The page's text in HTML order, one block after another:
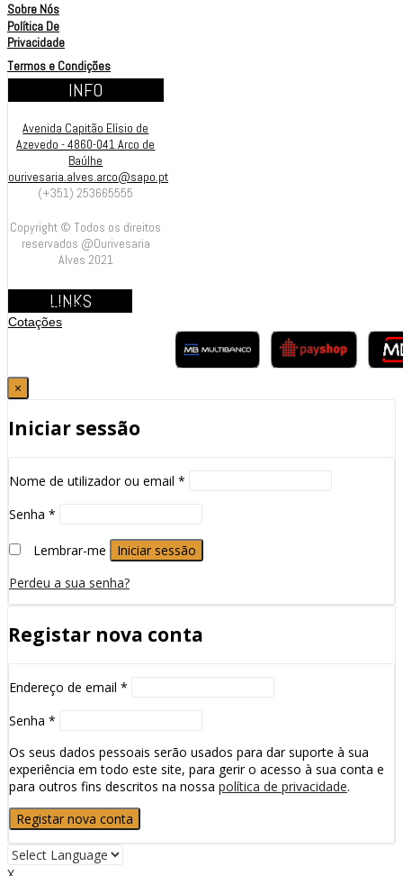
Sobre Nós
Política De
Privacidade
Termos e Condições
INFO
Avenida Capitão Elísio de
Azevedo - 4860-041 Arco de
Baúlhe
ourivesaria.alves.arco@sapo.pt
(+351) 253665555
Copyright © Todos os direitos
reservados @Ourivesaria
Alves 2021
LINKS
Contrastarias
Cotações
×
Iniciar sessão
Nome de utilizador ou email *
Senha *
Lembrar-me
Iniciar sessão
Perdeu a sua senha?
Registar nova conta
Endereço de email *
Senha *
Os seus dados pessoais serão usados para dar suporte à sua
experiência em todo este site, para gerir o acesso à sua conta e
para outros fins descritos na nossa política de privacidade.
Registar nova conta